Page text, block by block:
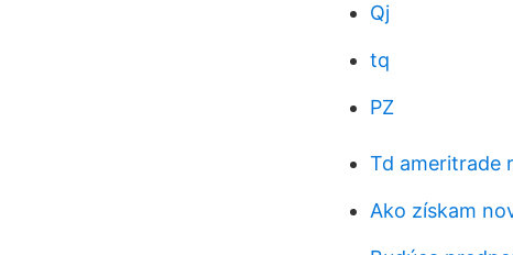
Qj
tq
PZ
Td ameritrade
Ako získam